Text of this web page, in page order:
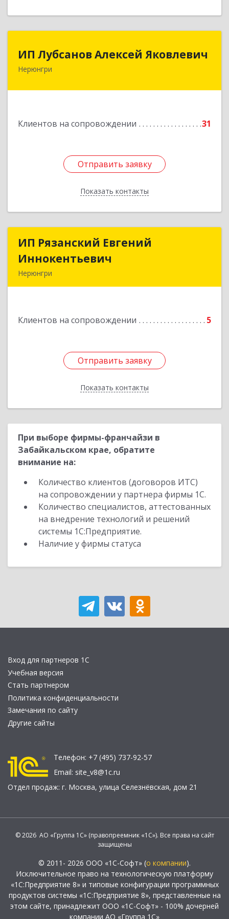
ИП Лубсанов Алексей Яковлевич
Нерюнгри
Клиентов на сопровождении 31
Отправить заявку
Показать контакты
ИП Лубсанов Алексей Яковлевич
675002, Амурская область, г. Благовещенск, ул.
Отправить заявку
Назад
ИП Рязанский Евгений
Иннокентьевич
Нерюнгри
Клиентов на сопровождении 5
Отправить заявку
Показать контакты
ИП Рязанский Евгений
Подробнее
Отправить заявку
Назад
При выборе фирмы-франчайзи в
Забайкальском крае, обратите
внимание на:
Количество клиентов (договоров ИТС)
на сопровождении у партнера фирмы 1С.
Количество специалистов, аттестованных
на внедрение технологий и решений
системы 1С:Предприятие.
Наличие у фирмы статуса
Вход для партнеров 1С
Учебная версия
Стать партнером
Политика конфиденциальности
Замечания по сайту
Другие сайты
Телефон: +7 (495) 737-92-57
Email: site_v8@1c.ru
Отдел продаж: г. Москва, улица Селезнёвская, дом 21
© 2026 АО «Группа 1С» (правопреемник «1С»). Все права на сайт
защищены
© 2011- 2026 ООО «1С-Софт» (о компании).
Исключительное право на технологическую платформу
«1С:Предприятие 8» и типовые конфигурации программных
продуктов системы «1С:Предприятие 8», представленные на
этом сайте, принадлежит ООО «1С-Софт» - 100% дочерней
компании АО «Группа 1С»